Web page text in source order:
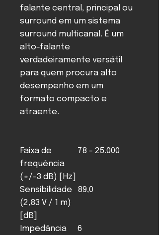
falante central, principal ou
surround em um sistema
surround multicanal. É um
alto-falante
verdadeiramente versátil
para quem procura alto
desempenho em um
formato compacto e
atraente.
Faixa de
frequência
(+/-3 dB) [Hz]
78 - 25.000
Sensibilidade
(2,83 V / 1 m)
[dB]
89,0
Impedância
6